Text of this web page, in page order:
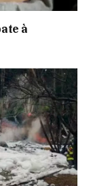
à